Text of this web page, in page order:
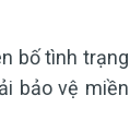
bố tình trạng
bảo vệ miền